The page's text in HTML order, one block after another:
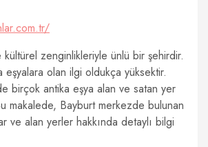
zenginlikleriyle ünlü bir şehirdir.
eşyalara olan ilgi oldukça yüksektir.
birçok antika eşya alan ve satan yer
makalede, Bayburt merkezde bulunan
ve alan yerler hakkında detaylı bilgi